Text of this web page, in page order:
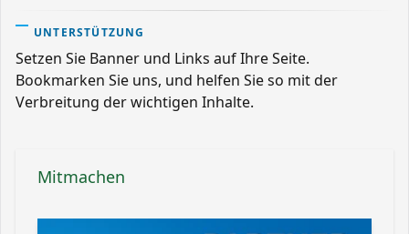
UNTERSTÜTZUNG
Setzen Sie Banner und Links auf Ihre Seite.
Bookmarken Sie uns, und helfen Sie so mit der
Verbreitung der wichtigen Inhalte.
Mitmachen